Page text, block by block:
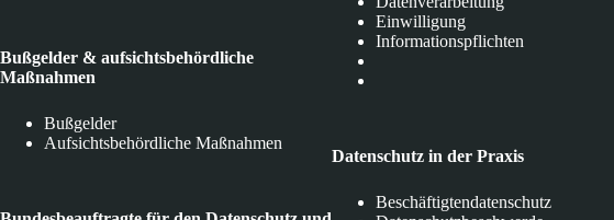
Bußgelder & aufsichtsbehördliche
Maßnahmen
Bußgelder
Aufsichtsbehördliche Maßnahmen
Einwilligung
Informationspflichten
Datenschutz in der Praxis
Beschäftigtendatenschutz